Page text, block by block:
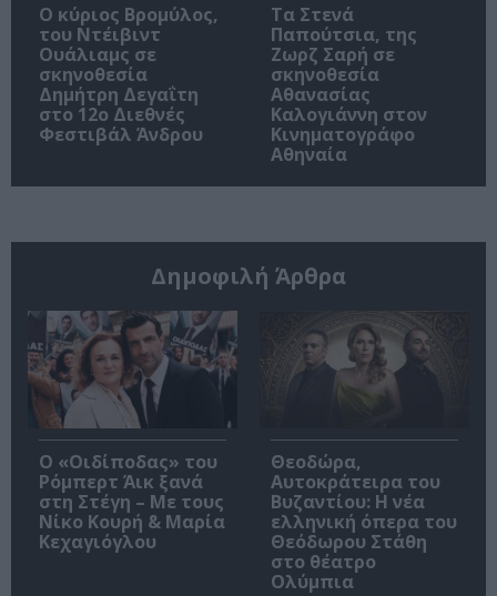
O κύριος Βρομύλος,
του Ντέιβιντ
Ουάλιαμς σε
σκηνοθεσία
Δημήτρη Δεγαΐτη
στο 12ο Διεθνές
Φεστιβάλ Άνδρου
Τα Στενά
Παπούτσια, της
Ζωρζ Σαρή σε
σκηνοθεσία
Αθανασίας
Καλογιάννη στον
Κινηματογράφο
Αθηναία
Δημοφιλή Άρθρα
O «Οιδίποδας» του
Ρόμπερτ Άικ ξανά
στη Στέγη – Με τους
Νίκο Κουρή & Μαρία
Κεχαγιόγλου
Θεοδώρα,
Αυτοκράτειρα του
Βυζαντίου: Η νέα
ελληνική όπερα του
Θεόδωρου Στάθη
στο θέατρο
Ολύμπια